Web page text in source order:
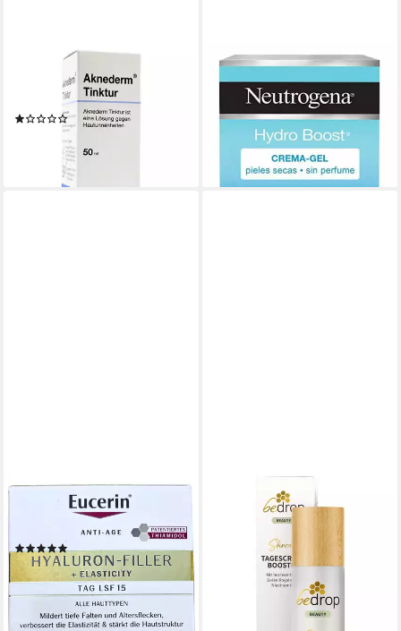
GEPEPHARM GMBH
Tagescreme AKNEDERM
Tinktur, 50 ml
(1)
(387,80 €/ 1 l)
lieferbar - in 4-5 Werktagen bei dir
DR. HAUSCHKA
Tagescreme Neutrogena
Hydro Boost Gel Creme
ab 17,21 €
(344,20 €/ 1 l)
lieferbar in 2 Wochen
Tagescreme Elasticity+Filler
LSF15 Anti-Age
(1)
27,95 € 31,95 €
(559,00 €/ 1 l)
lieferbar - in 4-5 Werktagen bei dir